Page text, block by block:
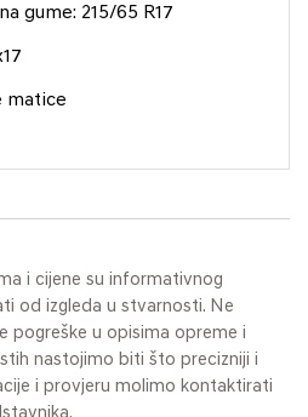
gume: 215/65 R17
matice
i cijene su informativnog
od izgleda u stvarnosti. Ne
pogreške u opisima opreme i
nastojimo biti što precizniji i
i provjeru molimo kontaktirati